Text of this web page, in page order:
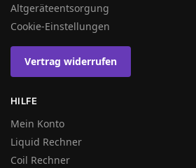
Altgeräteentsorgung
Cookie-Einstellungen
Vertrag widerrufen
HILFE
Mein Konto
Liquid Rechner
Coil Rechner